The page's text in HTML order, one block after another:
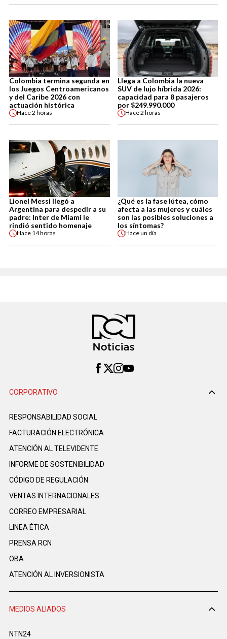
Colombia termina segunda en
los Juegos Centroamericanos
y del Caribe 2026 con
actuación histórica
Hace2 horas
Llega a Colombia la nueva
SUV de lujo híbrida 2026:
capacidad para 8 pasajeros
por $249.990.000
Hace2 horas
Lionel Messi llegó a
Argentina para despedir a su
padre: Inter de Miami le
rindió sentido homenaje
Hace 14 horas
¿Qué es la fase lútea, cómo
afecta a las mujeres y cuáles
son las posibles soluciones a
los síntomas?
Haceun día
CORPORATIVO
RESPONSABILIDAD SOCIAL
FACTURACIÓN ELECTRÓNICA
ATENCIÓN AL TELEVIDENTE
INFORME DE SOSTENIBILIDAD
CÓDIGO DE REGULACIÓN
VENTAS INTERNACIONALES
CORREO EMPRESARIAL
LINEA ÉTICA
PRENSA RCN
OBA
ATENCIÓN AL INVERSIONISTA
MEDIOS ALIADOS
NTN24